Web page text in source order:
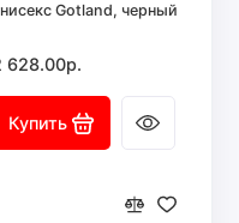
Gotland, черный
628.00р.
Купить